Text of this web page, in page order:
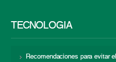
TECNOLOGÍA
Recomendaciones para evitar